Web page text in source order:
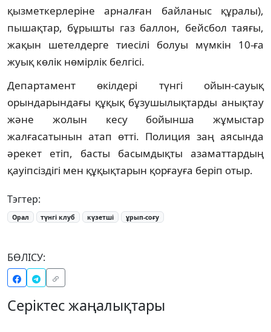
қызметкерлеріне арналған байланыс құралы),
пышақтар, бұрышты газ баллон, бейсбол таяғы,
жақын шетелдерге тиесілі болуы мүмкін 10-ға
жуық көлік нөмірлік белгісі.
Департамент өкілдері түнгі ойын-сауық
орындарындағы құқық бұзушылықтарды анықтау
және жолын кесу бойынша жұмыстар
жалғасатынын атап өтті. Полиция заң аясында
әрекет етіп, басты басымдықты азаматтардың
қауіпсіздігі мен құқықтарын қорғауға беріп отыр.
Тэгтер:
Орал түнгі клуб күзетші ұрып-соғу
БӨЛІСУ:
Серіктес жаңалықтары